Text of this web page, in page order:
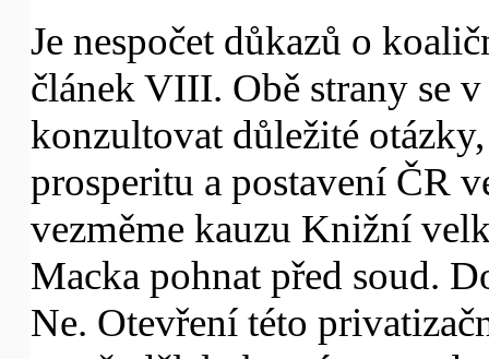
Je nespočet důkazů o
článek VIII. Obě strany se
konzultovat důležité
prosperitu a postavení ČR
vezměme kauzu Knižní
Macka pohnat před soud.
Ne. Otevření této